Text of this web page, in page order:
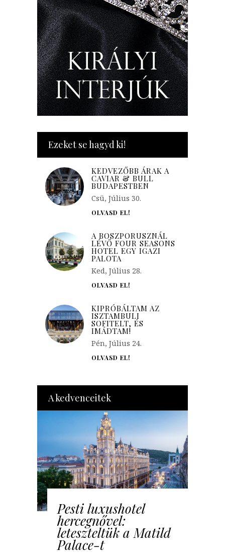
Ezeket se hagyd ki!
KEDVEZŐBB ÁRAK A
CAVIAR & BULL
BUDAPESTBEN
Csü, Július 30.
OLVASD EL!
A BOSZPORUSZNÁL
LÉVŐ FOUR SEASONS
HOTEL EGY IGAZI
PALOTA
Ked, Július 28.
OLVASD EL!
KIPRÓBÁLTAM AZ
ISZTAMBULI
SOFITELT, ÉS
IMÁDTAM!
Pén, Július 24.
OLVASD EL!
A kedvenceitek
Pesti luxushotel
hercegnővel:
leteszteltük a Matild
Palace-t